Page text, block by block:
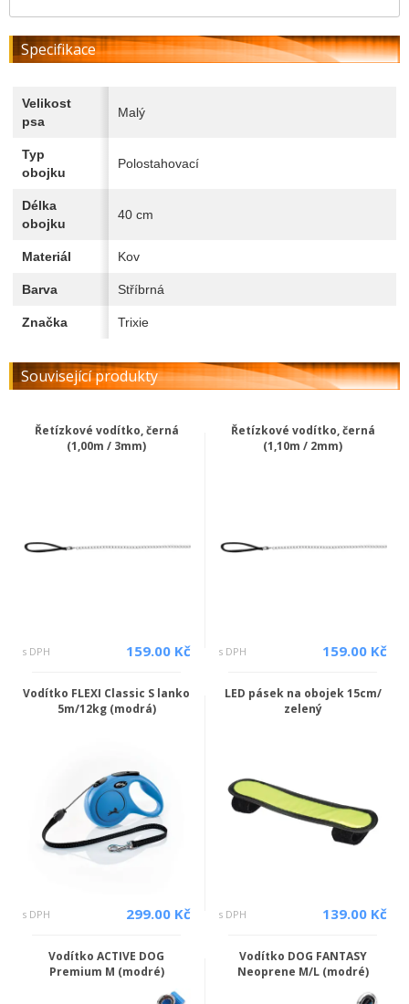
Specifikace
Velikost
psa
Malý
Typ
obojku
Polostahovací
Délka
obojku
40 cm
Materiál Kov
Barva Stříbrná
Značka Trixie
Související produkty
Řetízkové vodítko, černá
(1,00m / 3mm)
s DPH 159.00 Kč
Řetízkové vodítko, černá
(1,10m / 2mm)
s DPH 159.00 Kč
Vodítko FLEXI Classic S lanko
5m/12kg (modrá)
s DPH 299.00 Kč
LED pásek na obojek 15cm/
zelený
s DPH 139.00 Kč
Vodítko ACTIVE DOG
Premium M (modré)
Vodítko DOG FANTASY
Neoprene M/L (modré)